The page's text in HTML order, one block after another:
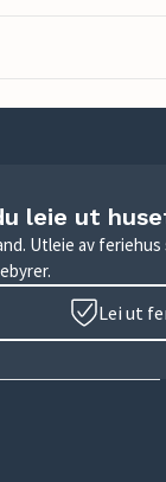
leie ut
Utleie av
Lei ut